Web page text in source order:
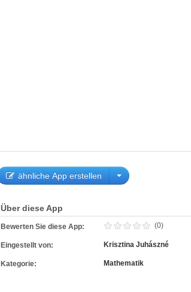
ähnliche App erstellen
Über diese App
Bewerten Sie diese App: (0)
Eingestellt von: Krisztina Juhászné
Kategorie: Mathematik